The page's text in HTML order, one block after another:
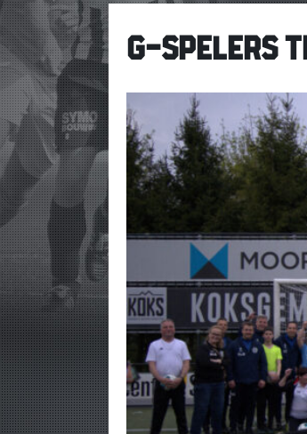
G-SPELERS